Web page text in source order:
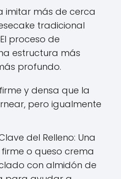
imitar más de cerca
tradicional
proceso de
estructura más
profundo.
y densa que la
pero igualmente
del Relleno: Una
o queso crema
con almidón de